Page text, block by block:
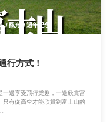
觀光 週年紀念
行方式！
邊享受飛行樂趣，一邊欣賞富
有從高空才能欣賞到富士山的